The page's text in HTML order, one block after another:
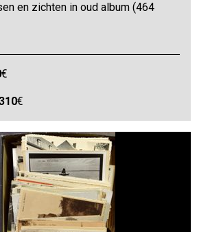
en zichten in oud album (464
€
€